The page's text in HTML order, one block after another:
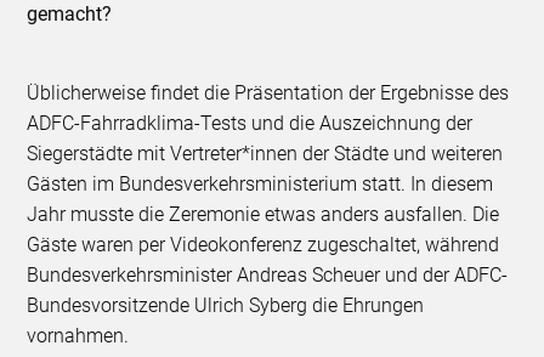
gemacht?
Üblicherweise findet die Präsentation der Ergebnisse des
ADFC-Fahrradklima-Tests und die Auszeichnung der
Siegerstädte mit Vertreter*innen der Städte und weiteren
Gästen im Bundesverkehrsministerium statt. In diesem
Jahr musste die Zeremonie etwas anders ausfallen. Die
Gäste waren per Videokonferenz zugeschaltet, während
Bundesverkehrsminister Andreas Scheuer und der ADFC-
Bundesvorsitzende Ulrich Syberg die Ehrungen
vornahmen.